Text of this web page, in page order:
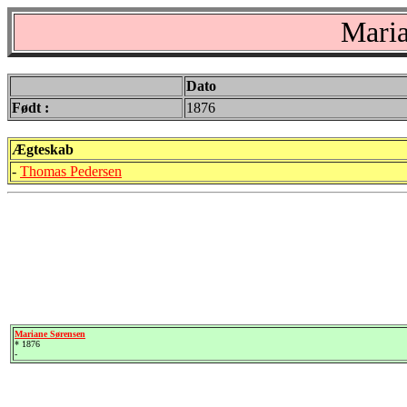
Dato
Født :
1876
Ægteskab
- Thomas Pedersen
Mariane Sørensen
* 1876
-